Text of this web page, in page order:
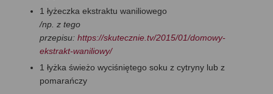
1 łyżeczka ekstraktu waniliowego
/np. z tego
przepisu: https://skutecznie.tv/2015/01/domowy-
ekstrakt-waniliowy/
1 łyżka świeżo wyciśniętego soku z cytryny lub z
pomarańczy